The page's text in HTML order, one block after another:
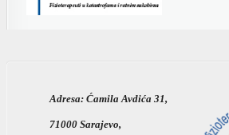
Adresa: Ćamila Avdića 31,
71000 Sarajevo,